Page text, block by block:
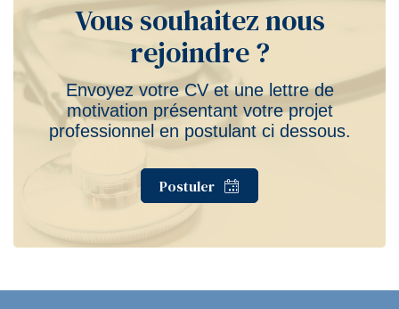
Vous souhaitez nous
rejoindre ?
Envoyez votre CV et une lettre de
motivation présentant votre projet
professionnel en postulant ci dessous.
Postuler